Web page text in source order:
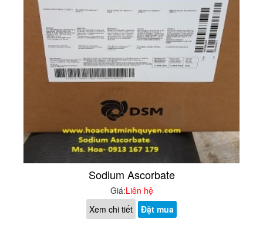
Sodium Ascorbate
Giá:Liên hệ
Xem chi tiết
Đặt mua